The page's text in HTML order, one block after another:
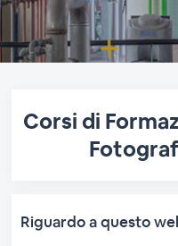
Corsi di
Riguardo a questo